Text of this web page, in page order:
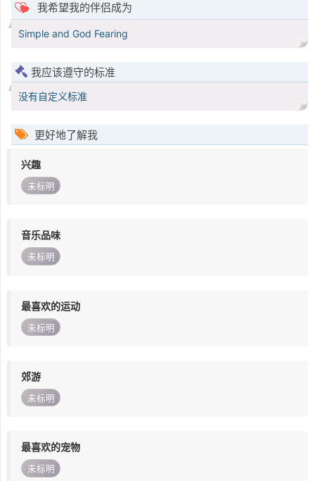
我希望我的伴侣成为
Simple and God Fearing
我应该遵守的标准
没有自定义标准
更好地了解我
兴趣
未标明
音乐品味
未标明
最喜欢的运动
未标明
郊游
未标明
最喜欢的宠物
未标明